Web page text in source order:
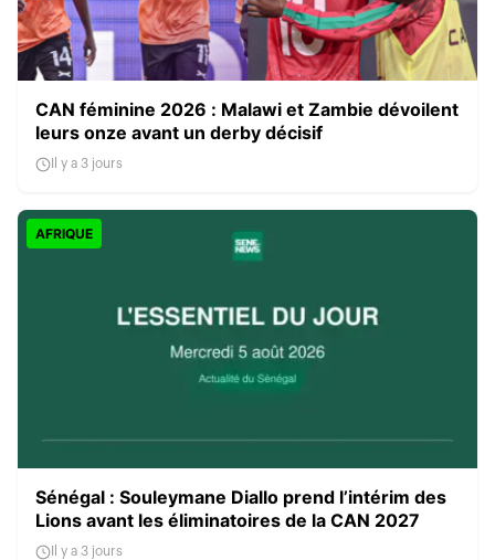
CAN féminine 2026 : Malawi et Zambie dévoilent
leurs onze avant un derby décisif
Il y a 3 jours
AFRIQUE
Sénégal : Souleymane Diallo prend l’intérim des
Lions avant les éliminatoires de la CAN 2027
Il y a 3 jours